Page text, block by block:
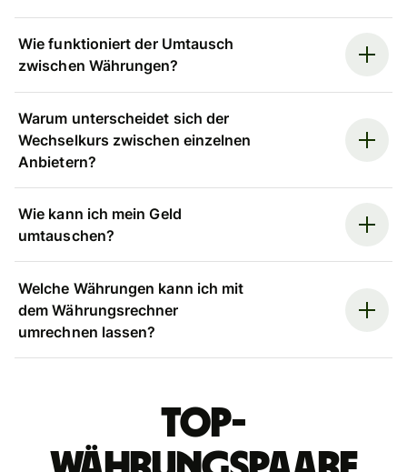
Wie funktioniert der Umtausch
zwischen Währungen?
Warum unterscheidet sich der
Wechselkurs zwischen einzelnen
Anbietern?
Wie kann ich mein Geld
umtauschen?
Welche Währungen kann ich mit
dem Währungsrechner
umrechnen lassen?
Top-